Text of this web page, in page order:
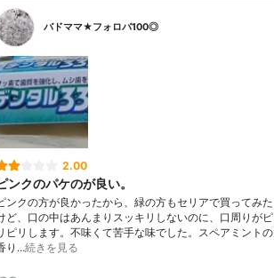
バドママ★フォロバ100◎
2.00
ンクのパケのが良い。
ンクの方が良かったから、緑の方もセリアで買ってみた
ど、口の中はあんまりスッキリしないのに、口周りがピ
ピリします。不味くて苦手な味でした。スペアミントの
り…続きを見る